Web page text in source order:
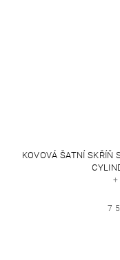
KOVOVÁ ŠATNÍ SKŘÍŇ
+
7